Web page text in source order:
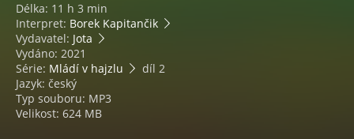
Délka: 11 h 3 min
Interpret: Borek Kapitančik
Vydavatel: Jota
Vydáno: 2021
Série: Mládí v hajzlu
díl 2
Jazyk: český
Typ souboru: MP3
Velikost: 624 MB